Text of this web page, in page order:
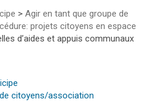
> Agir en tant que groupe de
projets citoyens en espace
d’aides et appuis communaux
citoyens/association